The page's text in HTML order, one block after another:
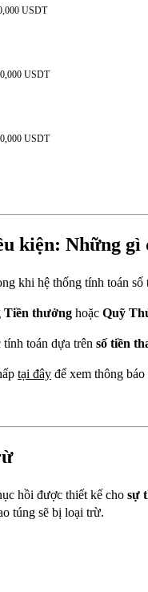
USDT
USDT
USDT
kiện: Những
khi hệ thống tính toán số
Tiền thưởng hoặc Quỹ
toán dựa trên số tiền
tại đây để xem thông báo
hồi được thiết kế cho sự
túng sẽ bị loại trừ.